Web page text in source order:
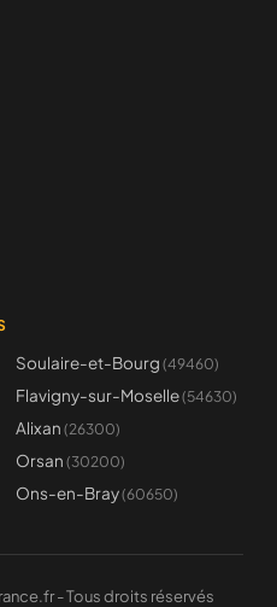
Soulaire-et-Bourg (49460)
Flavigny-sur-Moselle(54630)
Alixan (26300)
Orsan (30200)
Ons-en-Bray(60650)
- Tous droits réservés